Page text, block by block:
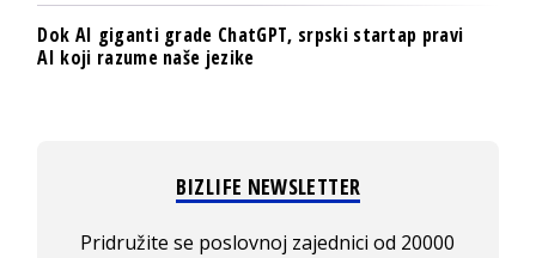
Dok AI giganti grade ChatGPT, srpski startap pravi
AI koji razume naše jezike
BIZLIFE NEWSLETTER
Pridružite se poslovnoj zajednici od 20000